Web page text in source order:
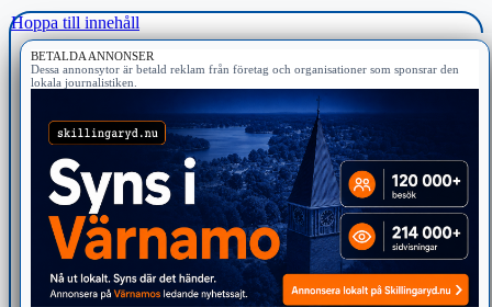
Hoppa till innehåll
BETALDA ANNONSER
Dessa annonsytor är betald reklam från företag och organisationer som sponsrar den
lokala journalistiken.